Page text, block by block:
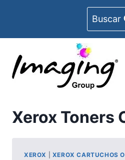
Buscar
Xerox Toners
XEROX XEROX CARTUCHOS